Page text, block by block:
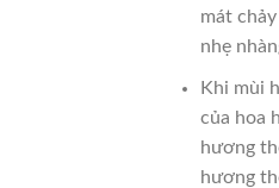
mát
nhẹ
Khi mùi
của hoa
hương
hương